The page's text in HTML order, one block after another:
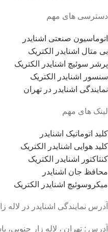
دسترسی های مهم
اتوماسیون صنعتی اشنایدر
بی متال اشنایدر الکتریک
پرشر سوئیچ اشنایدر الکتریک
سنسور اشنایدر الکتریک
نمایندگی اشنایدر در تهران
لینک های مهم
کلید اتوماتیک اشنایدر
کلید هوایی اشنایدر الکتریک
کنتاکتور اشنایدر الکتریک
محافظ جان اشنایدر
میکروسوئیچ اشنایدر الکتریک
آدرس نمایندگی اشنایدر در لاله
آدرس : تهران ، لاله زار جنوبی،